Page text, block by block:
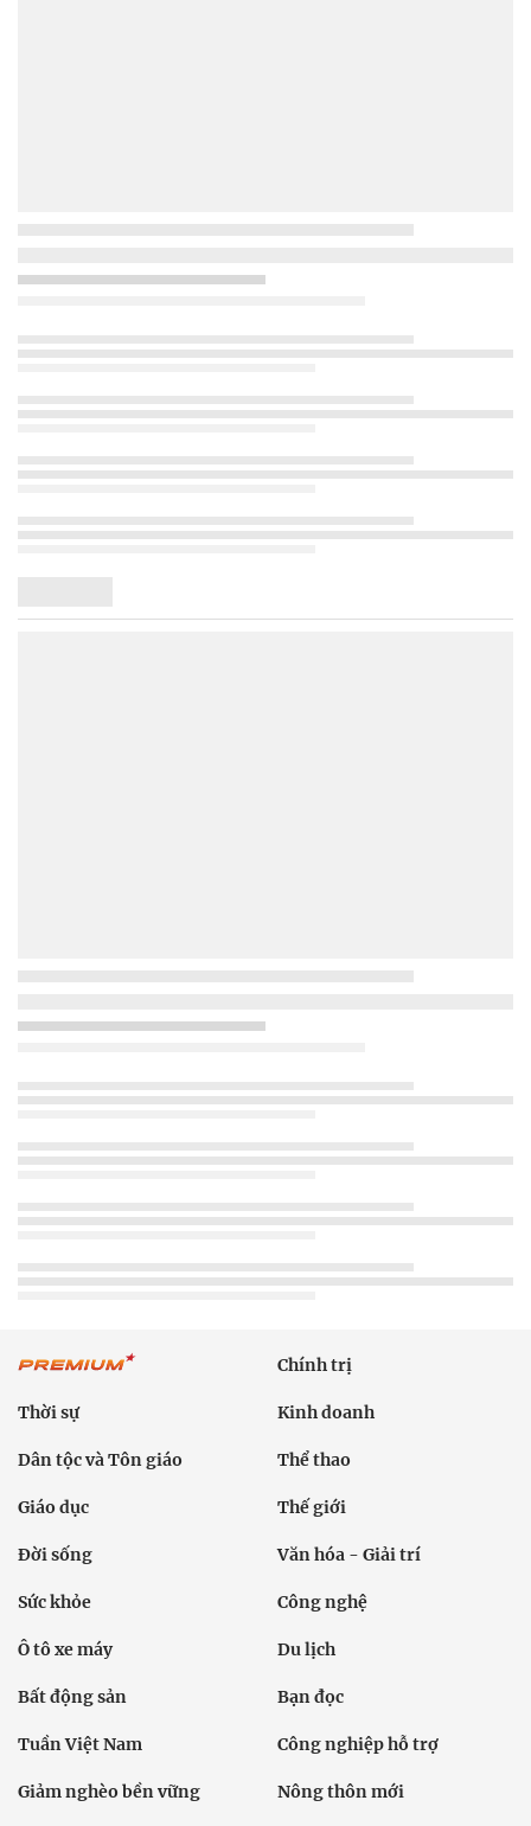
Chính trị
Thời sự Kinh doanh
Dân tộc và Tôn giáo Thể thao
Giáo dục Thế giới
Đời sống Văn hóa - Giải trí
Sức khỏe Công nghệ
Ô tô xe máy Du lịch
Bất động sản Bạn đọc
Tuần Việt Nam Công nghiệp hỗ trợ
Giảm nghèo bền vững Nông thôn mới